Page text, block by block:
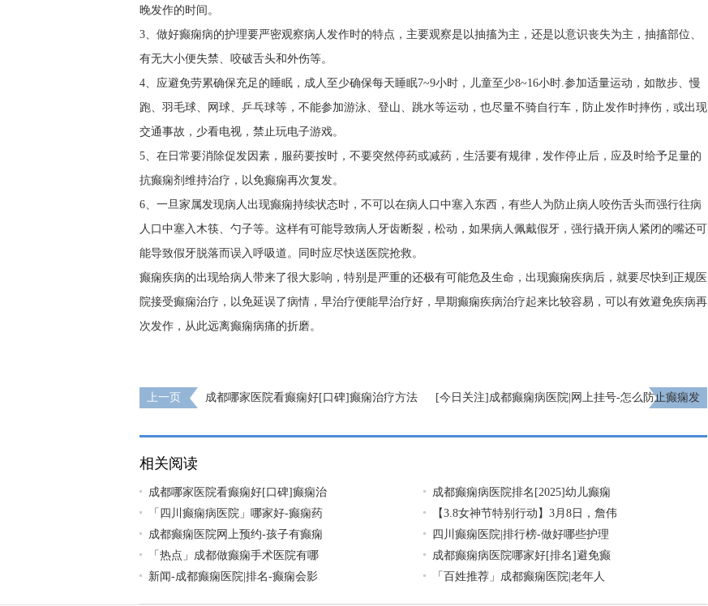
晚发作的时间。
3、做好癫痫病的护理要严密观察病人发作时的特点，主要观察是以抽搐为主，还是以意识丧失为主，抽搐部位、
有无大小便失禁、咬破舌头和外伤等。
4、应避免劳累确保充足的睡眠，成人至少确保每天睡眠7~9小时，儿童至少8~16小时.参加适量运动，如散步、慢
跑、羽毛球、网球、乒乓球等，不能参加游泳、登山、跳水等运动，也尽量不骑自行车，防止发作时摔伤，或出现
交通事故，少看电视，禁止玩电子游戏。
5、在日常要消除促发因素，服药要按时，不要突然停药或减药，生活要有规律，发作停止后，应及时给予足量的
抗癫痫剂维持治疗，以免癫痫再次复发。
6、一旦家属发现病人出现癫痫持续状态时，不可以在病人口中塞入东西，有些人为防止病人咬伤舌头而强行往病
人口中塞入木筷、勺子等。这样有可能导致病人牙齿断裂，松动，如果病人佩戴假牙，强行撬开病人紧闭的嘴还可
能导致假牙脱落而误入呼吸道。同时应尽快送医院抢救。
癫痫疾病的出现给病人带来了很大影响，特别是严重的还极有可能危及生命，出现癫痫疾病后，就要尽快到正规医
院接受癫痫治疗，以免延误了病情，早治疗便能早治疗好，早期癫痫疾病治疗起来比较容易，可以有效避免疾病再
次发作，从此远离癫痫病痛的折磨。
上一页
成都哪家医院看癫痫好[口碑]癫痫治疗方法
[今日关注]成都癫痫病医院|网上挂号-怎么防止癫痫发
相关阅读
成都哪家医院看癫痫好[口碑]癫痫治
成都癫痫病医院排名[2025]幼儿癫痫
「四川癫痫病医院」哪家好-癫痫药
【3.8女神节特别行动】3月8日，詹伟
成都癫痫医院网上预约-孩子有癫痫
四川癫痫医院|排行榜-做好哪些护理
「热点」成都做癫痫手术医院有哪
成都癫痫病医院哪家好[排名]避免癫
新闻-成都癫痫医院|排名-癫痫会影
「百姓推荐」成都癫痫医院|老年人